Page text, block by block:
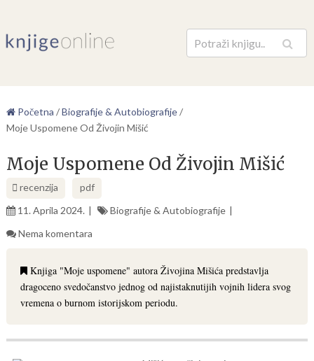
Pretraga
Početna /Biografije & Autobiografije/
Moje Uspomene Od Živojin Mišić
Moje Uspomene Od Živojin Mišić
recenzija
pdf
11. Aprila 2024.
Biografije & Autobiografije
Nema komentara
Knjiga "Moje uspomene" autora Živojina Mišića predstavlja
dragoceno svedočanstvo jednog od najistaknutijih vojnih lidera svog
vremena o burnom istorijskom periodu.